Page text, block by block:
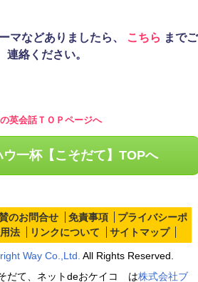
マなどありましたら、 こちら までご
連絡ください。
英会話ＴＯＰページへ
一杯【こそだて】TOPへ
のお問合せ 免責事項
プライバシーポ
法 リンクについて サイトマップ
Way Co.,Ltd. All Rights Reserved.
だて、ネットdeおケイコ は株式会社ブ